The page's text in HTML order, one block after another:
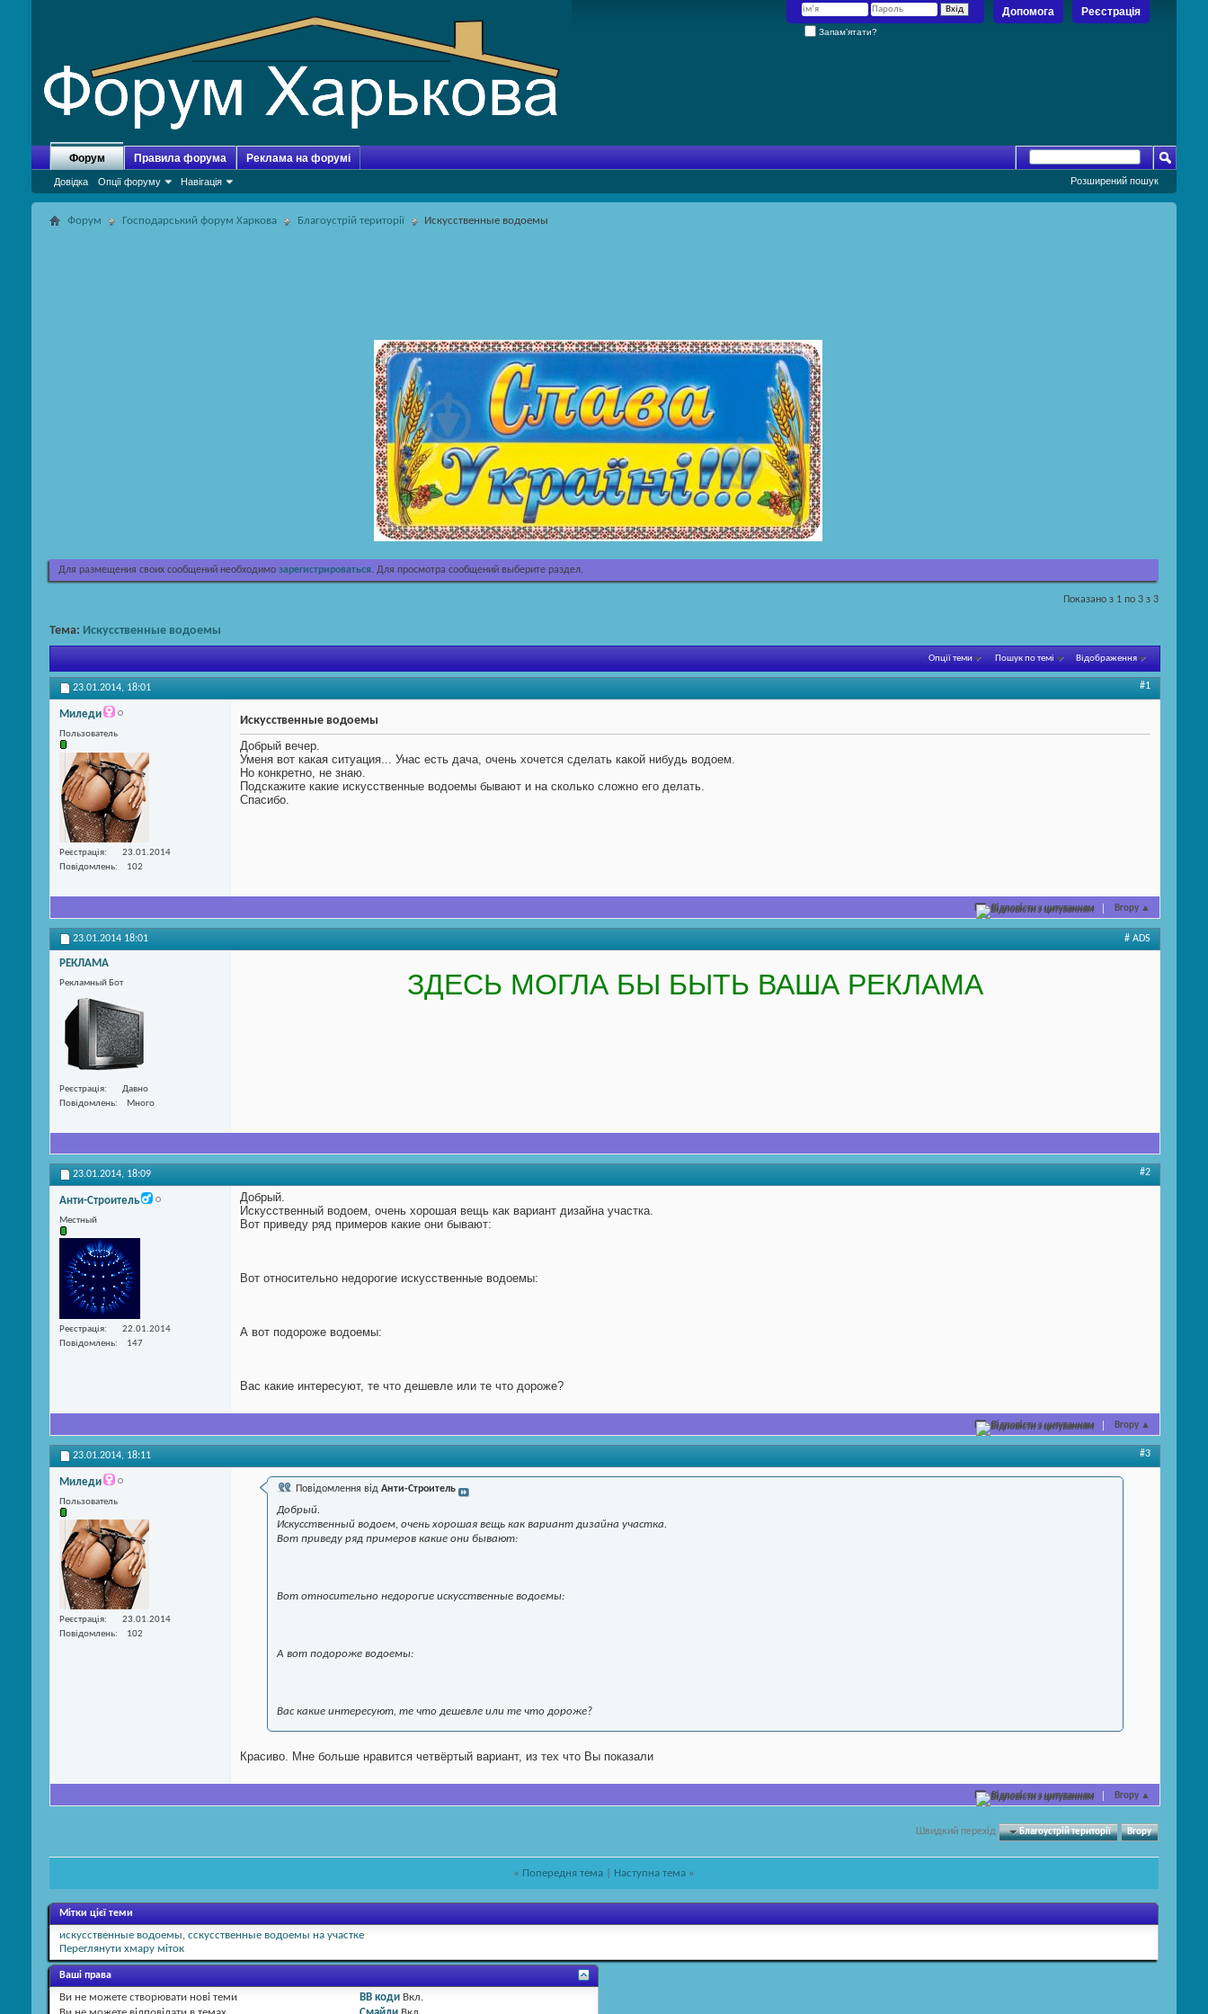
Реєстрація
Допомога
Запам’ятати?
Форум
Довідка Опції форуму Навігація
Правила форума Реклама на форумі
Розширений пошук
Форум Господарський форум Харкова Благоустрій території Искусственные водоемы
Для размещения своих сообщений необходимо зарегистрироваться. Для просмотра сообщений выберите раздел.
Показано з 1 по 3 з 3
Тема: Искусственные водоемы
Опції теми Пошук по темі Відображення
23.01.2014, 18:01 #1
Миледи
Пользователь
Реєстрація
23.01.2014
Повідомлень
102
Искусственные водоемы
Добрый вечер.
Уменя вот какая ситуация... Унас есть дача, очень хочется сделать какой нибудь водоем.
Но конкретно, не знаю.
Подскажите какие искусственные водоемы бывают и на сколько сложно его делать.
Спасибо.
Відповісти з цитуванням Вгору ▲
23.01.2014 18:01 # ADS
РЕКЛАМА
Рекламный Бот
Реєстрація
Давно
Повідомлень
Много
ЗДЕСЬ МОГЛА БЫ БЫТЬ ВАША РЕКЛАМА
23.01.2014, 18:09 #2
Анти-Строитель
Местный
Реєстрація
22.01.2014
Повідомлень
147
Добрый.
Искусственный водоем, очень хорошая вещь как вариант дизайна участка.
Вот приведу ряд примеров какие они бывают:
Вот относительно недорогие искусственные водоемы:
А вот подороже водоемы:
Вас какие интересуют, те что дешевле или те что дороже?
Відповісти з цитуванням Вгору ▲
23.01.2014, 18:11 #3
Миледи
Пользователь
Реєстрація
23.01.2014
Повідомлень
102
Повідомлення від Анти-Строитель
Добрый.
Искусственный водоем, очень хорошая вещь как вариант дизайна участка.
Вот приведу ряд примеров какие они бывают:
Вот относительно недорогие искусственные водоемы:
А вот подороже водоемы:
Вас какие интересуют, те что дешевле или те что дороже?
Красиво. Мне больше нравится четвёртый вариант, из тех что Вы показали
Відповісти з цитуванням Вгору ▲
Швидкий перехід Благоустрій території Вгору
« Попередня тема Наступна тема »
Мітки цієї теми
искусственные водоемы, сскусственные водоемы на участке
Переглянути хмару міток
Ваші права
Ви не можете створювати нові теми
BB коди Вкл.